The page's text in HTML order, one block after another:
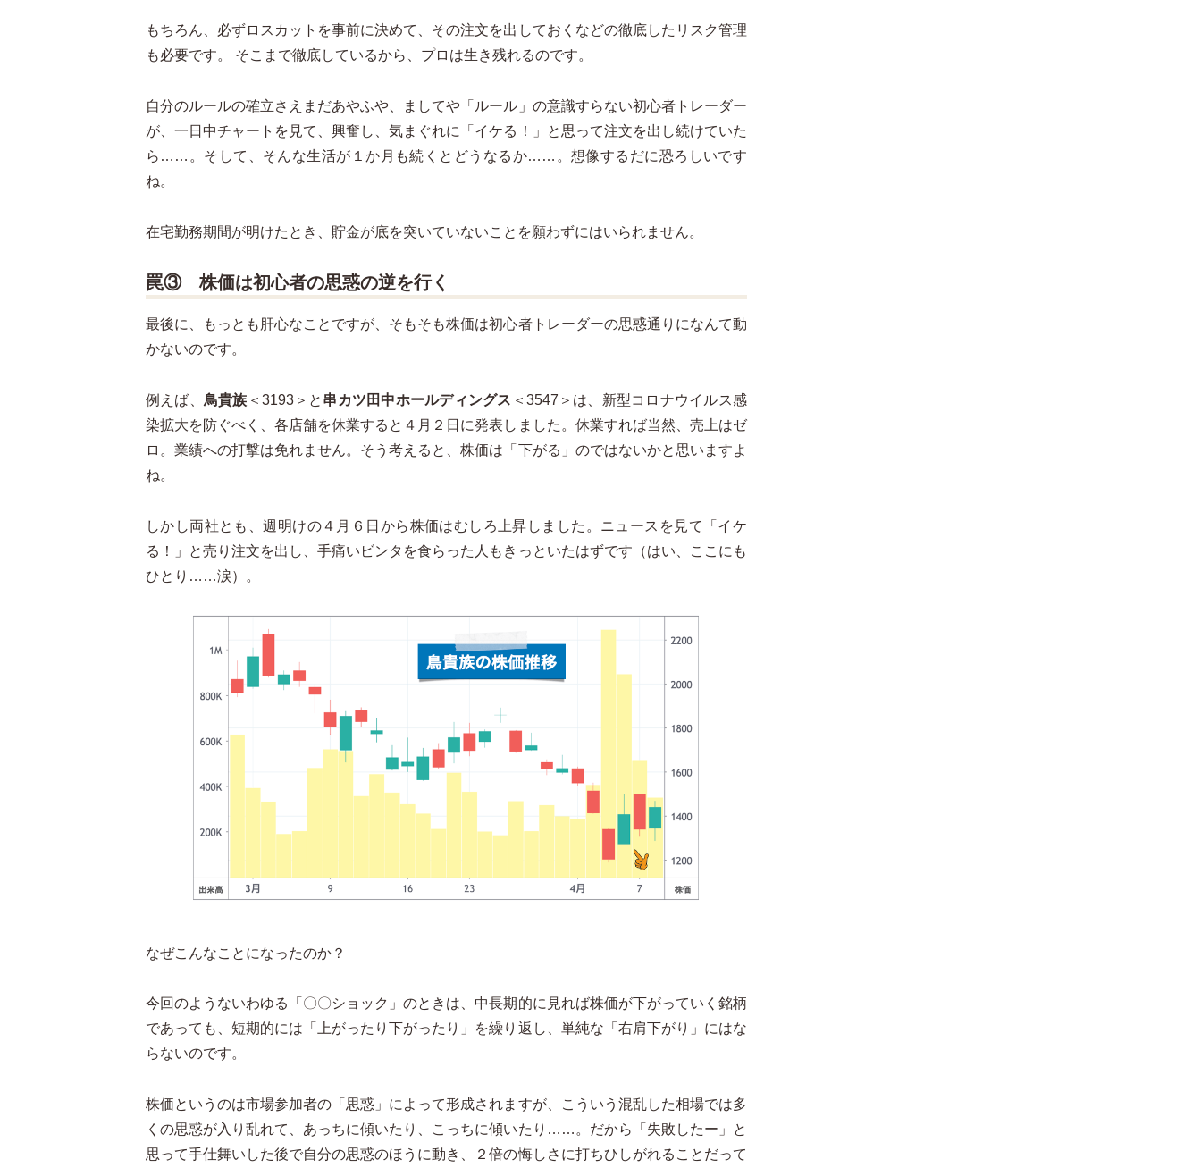
もちろん、必ずロスカットを事前に決めて、その注文を出しておくなどの徹底したリスク管理
も必要です。 そこまで徹底しているから、プロは生き残れるのです。
自分のルールの確立さえまだあやふや、ましてや「ルール」の意識すらない初心者トレーダー
が、一日中チャートを見て、興奮し、気まぐれに「イケる！」と思って注文を出し続けていた
ら……。そして、そんな生活が１か月も続くとどうなるか……。想像するだに恐ろしいです
ね。
在宅勤務期間が明けたとき、貯金が底を突いていないことを願わずにはいられません。
罠③ 株価は初心者の思惑の逆を行く
最後に、もっとも肝心なことですが、そもそも株価は初心者トレーダーの思惑通りになんて動
かないのです。
例えば、 鳥貴族 ＜3193＞と 串カツ田中ホールディングス ＜3547＞は、新型コロナウイルス感
染拡大を防ぐべく、各店舗を休業すると４月２日に発表しました。休業すれば当然、売上はゼ
ロ。業績への打撃は免れません。そう考えると、株価は「下がる」のではないかと思いますよ
ね。
しかし両社とも、週明けの４月６日から株価はむしろ上昇しました。ニュースを見て「イケ
る！」と売り注文を出し、手痛いビンタを食らった人もきっといたはずです（はい、ここにも
ひとり……涙）。
なぜこんなことになったのか？
今回のようないわゆる「〇〇ショック」のときは、中長期的に見れば株価が下がっていく銘柄
であっても、短期的には「上がったり下がったり」を繰り返し、単純な「右肩下がり」にはな
らないのです。
株価というのは市場参加者の「思惑」によって形成されますが、こういう混乱した相場では多
くの思惑が入り乱れて、あっちに傾いたり、こっちに傾いたり……。だから「失敗したー」と
思って手仕舞いした後で自分の思惑のほうに動き、２倍の悔しさに打ちひしがれることだって